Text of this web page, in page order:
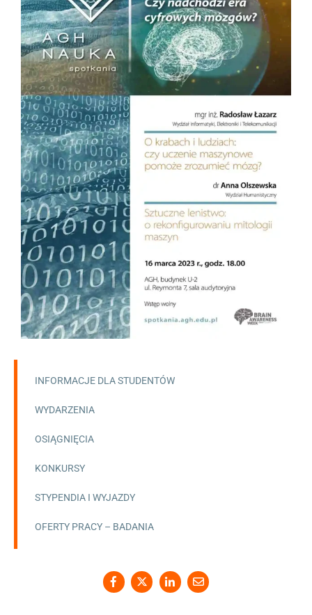
INFORMACJE DLA STUDENTÓW
WYDARZENIA
OSIĄGNIĘCIA
KONKURSY
STYPENDIA I WYJAZDY
OFERTY PRACY – BADANIA